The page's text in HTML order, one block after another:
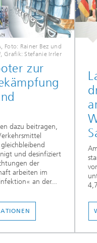
Foto: Rainer Bez und
Grafik: Stefanie Irrler
zur
dazu beitragen,
und desinfiziert
der
arbeiten im
an der...